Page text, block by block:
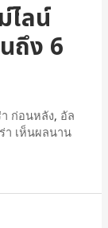
ไลน์
ถึง 6
ก่อนหลัง, อัล
า เห็นผลนาน